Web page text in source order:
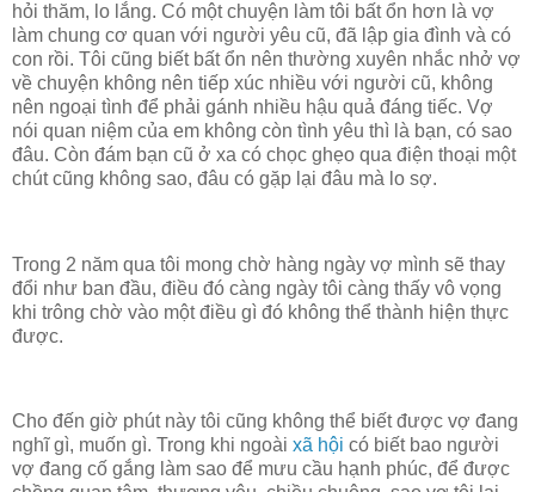
hỏi thăm, lo lắng. Có một chuyện làm tôi bất ổn hơn là vợ
làm chung cơ quan với người yêu cũ, đã lập gia đình và có
con rồi. Tôi cũng biết bất ổn nên thường xuyên nhắc nhở vợ
về chuyện không nên tiếp xúc nhiều với người cũ, không
nên ngoại tình để phải gánh nhiều hậu quả đáng tiếc. Vợ
nói quan niệm của em không còn tình yêu thì là bạn, có sao
đâu. Còn đám bạn cũ ở xa có chọc ghẹo qua điện thoại một
chút cũng không sao, đâu có gặp lại đâu mà lo sợ.
Trong 2 năm qua tôi mong chờ hàng ngày vợ mình sẽ thay
đổi như ban đầu, điều đó càng ngày tôi càng thấy vô vọng
khi trông chờ vào một điều gì đó không thể thành hiện thực
được.
Cho đến giờ phút này tôi cũng không thể biết được vợ đang
nghĩ gì, muốn gì. Trong khi ngoài xã hội có biết bao người
vợ đang cố gắng làm sao để mưu cầu hạnh phúc, để được